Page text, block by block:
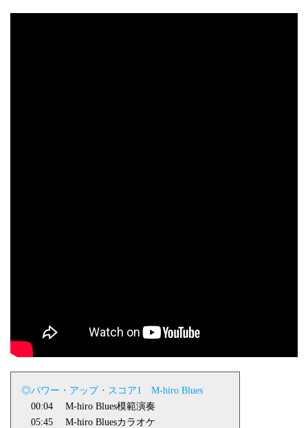
◎パワー・アップ・スコア1 M-hiro Blues
00:04 M-hiro Blues模範演奏
05:45 M-hiro Bluesカラオケ